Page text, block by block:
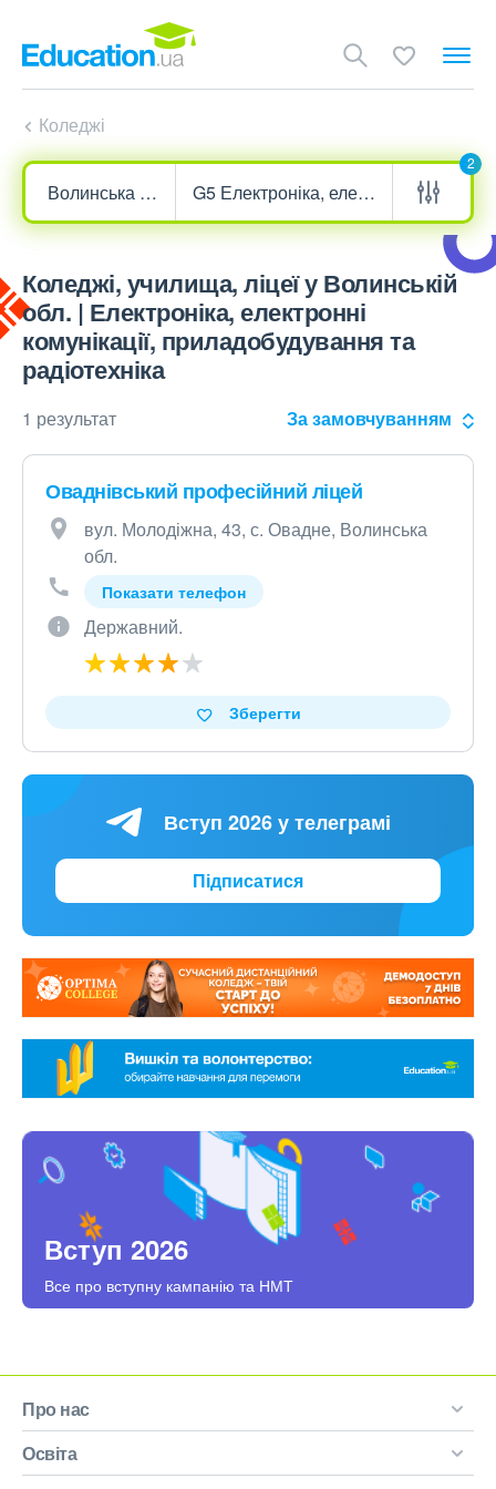
Коледжі
2
Коледжі, училища, ліцеї у Волинській
обл. | Електроніка, електронні
комунікації, приладобудування та
радіотехніка
1 результат За замовчуванням
Оваднівський професійний ліцей
вул. Молодіжна, 43, с. Овадне, Волинська
обл.
Показати телефон
Державний.
Зберегти
Вступ 2026 у телеграмі
Підписатися
Вступ 2026
Все про вступну кампанію та НМТ
Про нас
Освіта